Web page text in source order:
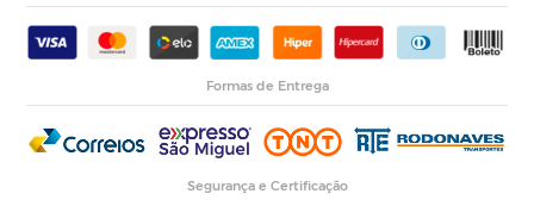
Formas de Entrega
Segurança e Certificação